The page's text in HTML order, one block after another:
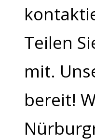
Teilen
mit.
bereit!